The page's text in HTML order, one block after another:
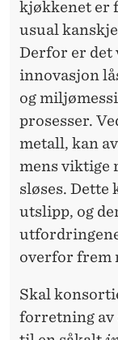
kjøkkenet er
usual
Derfor er det
innovasjon
og
prosesser.
metall, kan
mens viktige
sløses. Dette
utslipp, og
overfor frem
Skal
forretning av